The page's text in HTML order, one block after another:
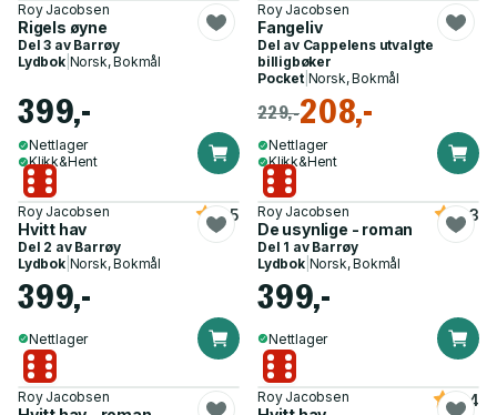
Roy Jacobsen
Rigels øyne
Del 3 av Barrøy
Lydbok| Norsk, Bokmål
399,-
Nettlager
Klikk&Hent
Roy Jacobsen
Fangeliv
Del av Cappelens utvalgte
billigbøker
Pocket| Norsk, Bokmål
229,-208,-
Nettlager
Klikk&Hent
Roy Jacobsen
Hvitt hav
3.5
Del 2 av Barrøy
Lydbok| Norsk, Bokmål
399,-
Nettlager
Roy Jacobsen
De usynlige - roman
4.3
Del 1 av Barrøy
Lydbok| Norsk, Bokmål
399,-
Nettlager
Roy Jacobsen Roy Jacobsen 4.4